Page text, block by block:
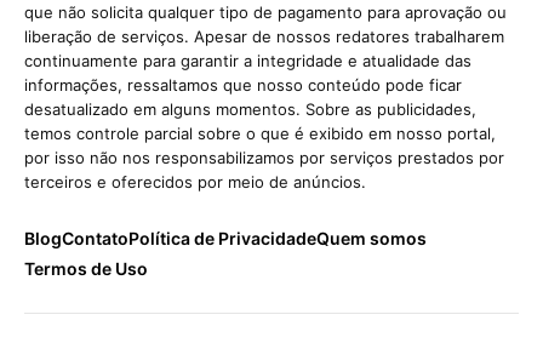
que não solicita qualquer tipo de pagamento para aprovação ou
liberação de serviços. Apesar de nossos redatores trabalharem
continuamente para garantir a integridade e atualidade das
informações, ressaltamos que nosso conteúdo pode ficar
desatualizado em alguns momentos. Sobre as publicidades,
temos controle parcial sobre o que é exibido em nosso portal,
por isso não nos responsabilizamos por serviços prestados por
terceiros e oferecidos por meio de anúncios.
BlogContatoPolítica de PrivacidadeQuem somos
Termos de Uso